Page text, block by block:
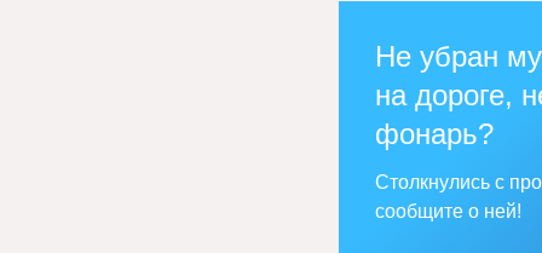
Не убран
на дороге,
фонарь?
Столкнулись с
сообщите о ней!